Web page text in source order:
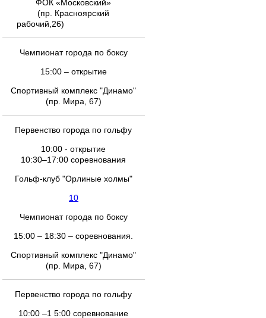
ФОК «Московский»
(пр. Красноярский
рабочий,26)
Чемпионат города по боксу
15:00 – открытие
Спортивный комплекс "Динамо"
(пр. Мира, 67)
Первенство города по гольфу
10:00 - открытие
10:30–17:00 соревнования
Гольф-клуб "Орлиные холмы"
10
Чемпионат города по боксу
15:00 – 18:30 – соревнования.
Спортивный комплекс "Динамо"
(пр. Мира, 67)
Первенство города по гольфу
10:00 –1 5:00 соревнование